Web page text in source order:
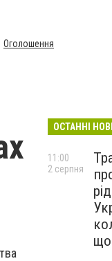
Оголошення
ОСТАННІ
що
11:00
2 серпня